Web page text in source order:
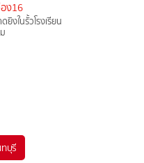
ง16
งในรั้วโรงเรียน
บุรี